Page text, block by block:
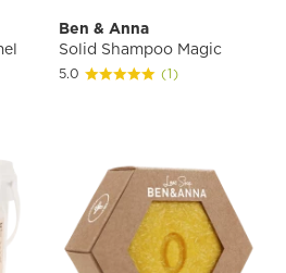
Ben & Anna
Solid Shampoo Magic
5.0 (1)